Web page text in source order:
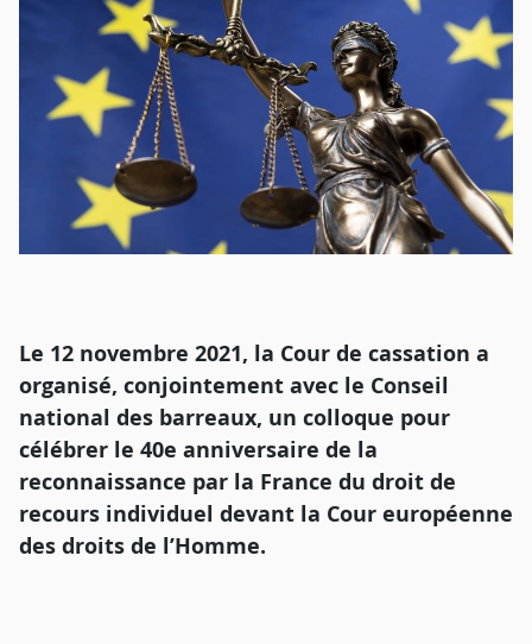
Le 12 novembre 2021, la Cour de cassation a
organisé, conjointement avec le Conseil
national des barreaux, un colloque pour
célébrer le 40e anniversaire de la
reconnaissance par la France du droit de
recours individuel devant la Cour européenne
des droits de l’Homme.